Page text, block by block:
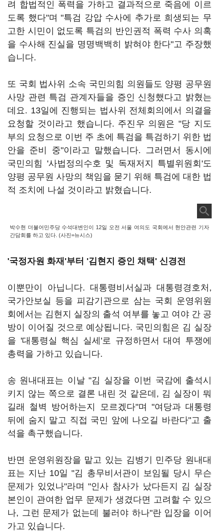
려 합법적인 폭력을 가하고 결과적으로 죽음에 이르
도록 했다"며 "특검 강압 수사에 추가로 희생되는 무
고한 시민이 없도록 특검의 반인권적 폭력 수사 의혹
을 수사해 진실을 명명백백히 밝혀야 한다"고 주장했
습니다.
또 국회 법사위 소속 국민의힘 의원들도 양평 공무원
사망 관련 특검 관계자들을 증인 신청했다고 밝혔는
데요. 13일에 진행되는 법사위 전체회의에서 의결을
요청할 것이라고 했습니다. 주진우 의원은 "당 지도
부의 요청으로 이번 주 초에 특검을 특검하기 위한 법
안을 준비 중"이라고 말했습니다. 그러면서 동시에
국민의힘 '사법정의수호 및 독재저지 특별위원회'도
양평 공무원 사망의 책임을 묻기 위해 특검에 대한 법
적 조치에 나설 것이라고 밝혔습니다.
박수현 더불어민주당 수석대변인이 12일 오전 서울 여의도 국회에서 현안관련 기자
간담회를 하고 있다. (사진=뉴시스)
'국정자원 화재'부터 '김현지 증인 채택' 신경전
이뿐만이 아닙니다. 대통령비서실과 대통령경호처,
국가안보실 등을 피감기관으로 삼는 국회 운영위원
회에서는 김현지 실장의 출석 여부를 놓고 여야 간 공
방이 이어질 것으로 예상됩니다. 국민의힘은 김 실장
을 '대통령실 핵심 실세'로 규정하면서 대여 투쟁에
총력을 가하고 있습니다.
송 원내대표는 이날 "김 실장을 이번 국감에 출석시
키지 않는 쪽으로 결론 내린 것 같은데, 김 실장이 뭐
길래 철벽 방어하는지 모르겠다"며 "여당과 대통령
뒤에 숨지 말고 직접 국민 앞에 나오길 바란다"고 출
석을 촉구했습니다.
반면 운영위원장을 맡고 있는 김병기 민주당 원내대
표는 지난 10일 "김 총무비서관이 보임될 당시 무슨
문제가 있었나"라며 "인사 참사가 났다든지 김 실장
본인이 관여한 업무 문제가 생겼다면 고려할 수 있으
나, 그런 문제가 없는데 불러야 하나"란 입장을 이어
가고 있습니다.